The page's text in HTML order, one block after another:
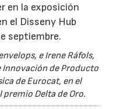
en la exposición
el Disseny Hub
septiembre.
e Irene Ráfols,
Innovación de Producto
de Eurocat, en el
Delta de Oro.